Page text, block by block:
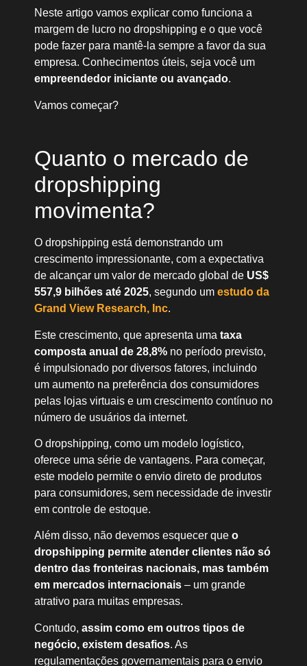
Neste artigo vamos explicar como funciona a
margem de lucro no dropshipping e o que você
pode fazer para mantê-la sempre a favor da sua
empresa. Conhecimentos úteis, seja você um
empreendedor iniciante ou avançado.
Vamos começar?
Quanto o mercado de
dropshipping
movimenta?
O dropshipping está demonstrando um
crescimento impressionante, com a expectativa
de alcançar um valor de mercado global de US$
557,9 bilhões até 2025, segundo um estudo da
Grand View Research, Inc.
Este crescimento, que apresenta uma taxa
composta anual de 28,8% no período previsto,
é impulsionado por diversos fatores, incluindo
um aumento na preferência dos consumidores
pelas lojas virtuais e um crescimento contínuo no
número de usuários da internet.
O dropshipping, como um modelo logístico,
oferece uma série de vantagens. Para começar,
este modelo permite o envio direto de produtos
para consumidores, sem necessidade de investir
em controle de estoque.
Além disso, não devemos esquecer que o
dropshipping permite atender clientes não só
dentro das fronteiras nacionais, mas também
em mercados internacionais – um grande
atrativo para muitas empresas.
Contudo, assim como em outros tipos de
negócio, existem desafios. As
regulamentações governamentais para o envio